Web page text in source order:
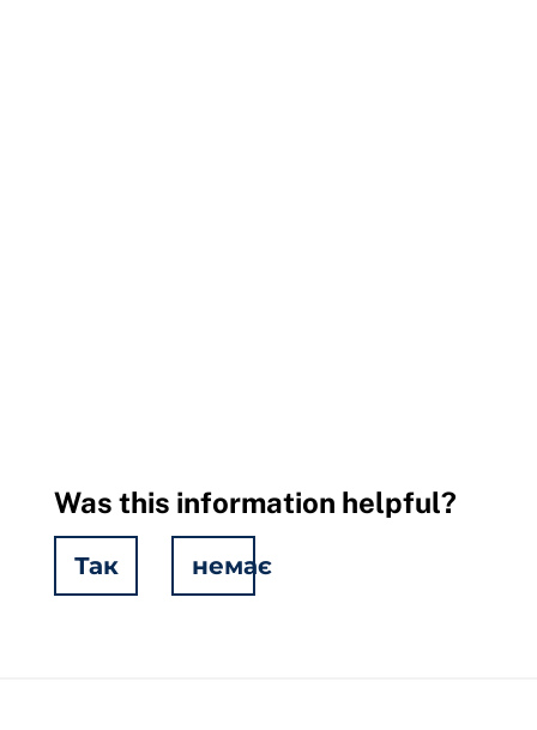
Was this information helpful?
Так немає